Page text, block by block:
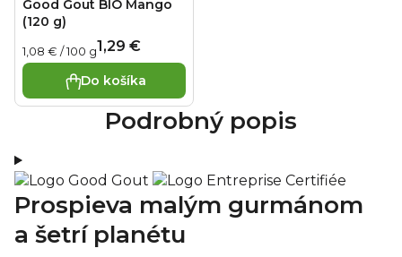
Upozornenie: Nenechávajte deti do 36 mesiacov s viečkom
bez dozoru. Nikdy nedávajte vrecko do mikrovlnnej rúry.
Potravina pre osobitné výživové účely.
Academy s.r.o., Zbraslavská 22/49, Malá Chuchle, 159 00
Praha 5. Výrobca: BBB - 23 rue Balzac - 75406, Paris Cedex.
Hmotnosť: 120 g. Výrobok ekologického
poľnohospodárstva. Krajina pôvodu:
Vyrobené vo Francúzsku.
Good Gout BIO Mango
(120 g)
1,29 €
Jednotková
cena:
1,08 € / 100 g
Do košíka
Podrobný popis
Prospieva malým gurmánom
a šetrí planétu